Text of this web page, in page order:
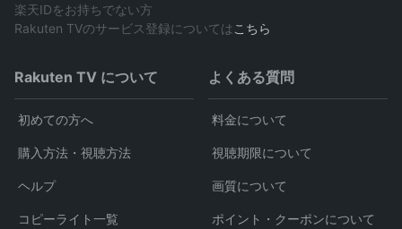
楽天IDをお持ちでない方
Rakuten TVのサービス登録については こちら
Rakuten TV について
初めての方へ
購入方法・視聴方法
ヘルプ
コピーライト一覧
よくある質問
料金について
視聴期限について
画質について
ポイント・クーポンについて